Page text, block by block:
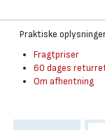
Praktiske
Fragtpriser
60 dages
Om afhentning